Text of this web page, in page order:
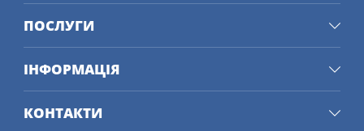
ПОСЛУГИ
ІНФОРМАЦІЯ
КОНТАКТИ